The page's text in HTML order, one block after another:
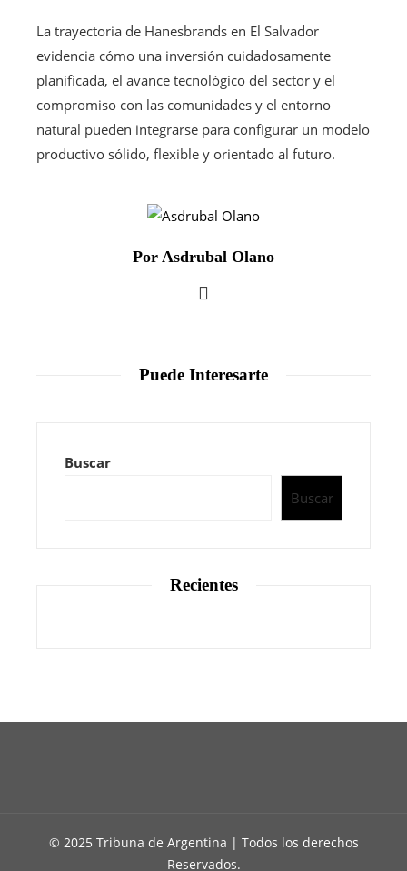
La trayectoria de Hanesbrands en El Salvador
evidencia cómo una inversión cuidadosamente
planificada, el avance tecnológico del sector y el
compromiso con las comunidades y el entorno
natural pueden integrarse para configurar un modelo
productivo sólido, flexible y orientado al futuro.
Por Asdrubal Olano
Puede Interesarte
Buscar
Buscar
Recientes
© 2025 Tribuna de Argentina | Todos los derechos
Reservados.